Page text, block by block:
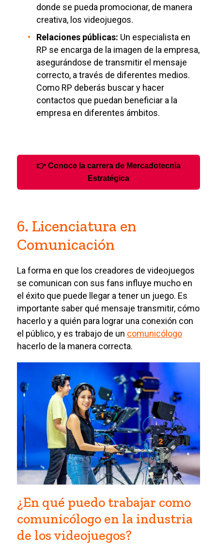
donde se pueda promocionar, de manera
creativa, los videojuegos.
Relaciones públicas: Un especialista en
RP se encarga de la imagen de la empresa,
asegurándose de transmitir el mensaje
correcto, a través de diferentes medios.
Como RP deberás buscar y hacer
contactos que puedan beneficiar a la
empresa en diferentes ámbitos.
👉 Conoce la carrera de Mercadotecnia
Estratégica
6. Licenciatura en
Comunicación
La forma en que los creadores de videojuegos
se comunican con sus fans influye mucho en
el éxito que puede llegar a tener un juego. Es
importante saber qué mensaje transmitir, cómo
hacerlo y a quién para lograr una conexión con
el público, y es trabajo de un comunicólogo
hacerlo de la manera correcta.
¿En qué puedo trabajar como
comunicólogo en la industria
de los videojuegos?